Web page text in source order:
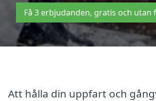
Få 3 erbjudanden, gratis och
Att hålla din uppfart och